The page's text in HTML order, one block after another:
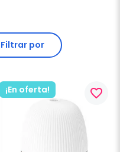
Filtrar por
¡En oferta! favorite_border